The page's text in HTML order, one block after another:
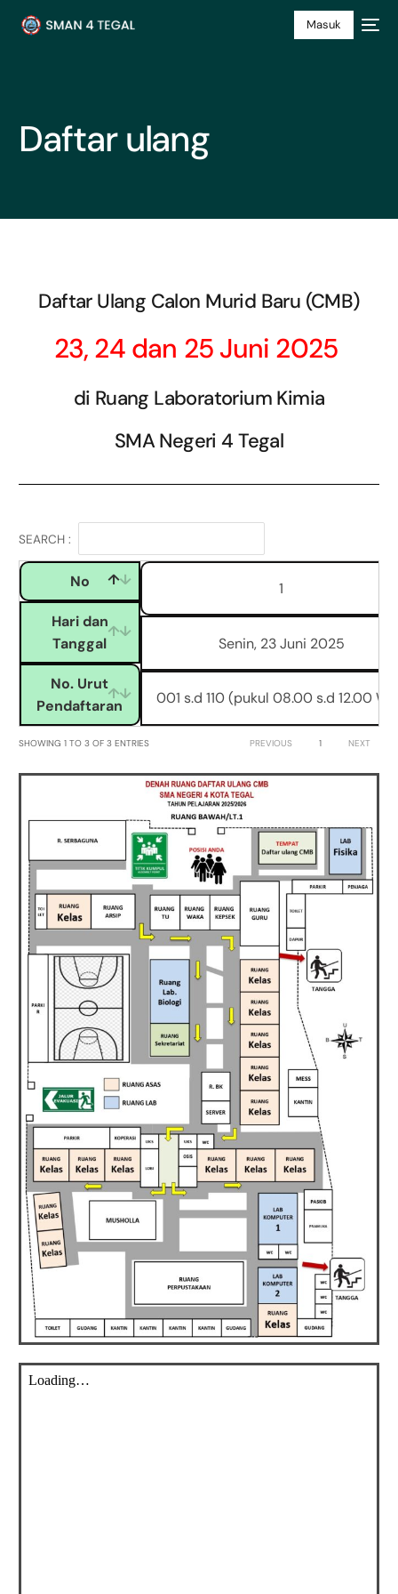
Masuk
Daftar ulang
Daftar Ulang Calon Murid Baru (CMB)
23, 24 dan 25 Juni 2025
di Ruang Laboratorium Kimia
SMA Negeri 4 Tegal
SEARCH :
No
Hari dan
Tanggal
No. Urut
Pendaftaran
1
Senin, 23 Juni 2025
001 s.d 110 (pukul 08.00 s.d 12.00
SHOWING 1 TO 3 OF 3 ENTRIES PREVIOUS 1 NEXT